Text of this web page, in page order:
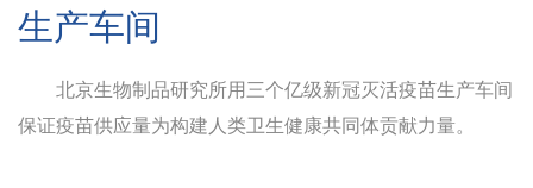
生产车间
北京生物制品研究所用三个亿级新冠灭活疫苗生产车间
保证疫苗供应量为构建人类卫生健康共同体贡献力量。